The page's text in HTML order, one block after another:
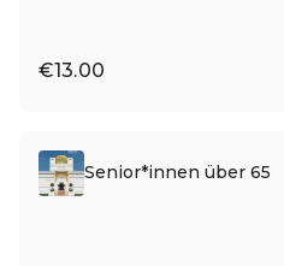
€13.00
Senior*innen über 65